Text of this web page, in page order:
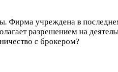
учреждена в
разрешением на
с брокером?